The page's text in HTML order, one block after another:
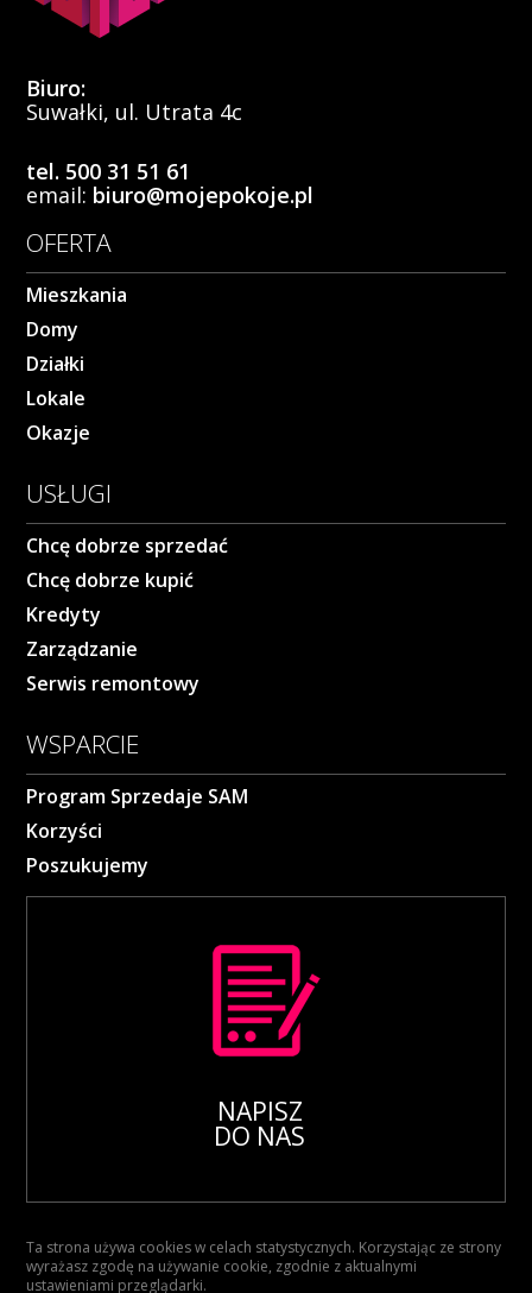
Biuro:
Suwałki, ul. Utrata 4c
tel. 500 31 51 61
email: biuro@mojepokoje.pl
OFERTA
Mieszkania
Domy
Działki
Lokale
Okazje
USŁUGI
Chcę dobrze sprzedać
Chcę dobrze kupić
Kredyty
Zarządzanie
Serwis remontowy
WSPARCIE
Program Sprzedaje SAM
Korzyści
Poszukujemy
NAPISZ
DO NAS
Ta strona używa cookies w celach statystycznych. Korzystając ze strony
wyrażasz zgodę na używanie cookie, zgodnie z aktualnymi
ustawieniami przeglądarki.